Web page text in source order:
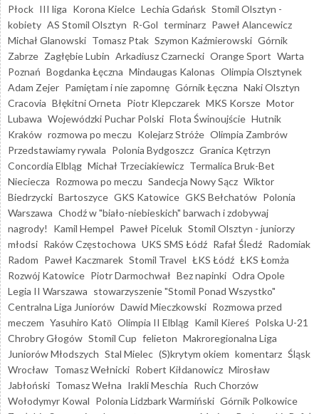
Płock III liga Korona Kielce Lechia Gdańsk Stomil Olsztyn -
kobiety AS Stomil Olsztyn R-Gol terminarz Paweł Alancewicz
Michał Glanowski Tomasz Ptak Szymon Kaźmierowski Górnik
Zabrze Zagłębie Lubin Arkadiusz Czarnecki Orange Sport Warta
Poznań Bogdanka Łęczna Mindaugas Kalonas Olimpia Olsztynek
Adam Zejer Pamiętam i nie zapomnę Górnik Łęczna Naki Olsztyn
Cracovia Błękitni Orneta Piotr Klepczarek MKS Korsze Motor
Lubawa Wojewódzki Puchar Polski Flota Świnoujście Hutnik
Kraków rozmowa po meczu Kolejarz Stróże Olimpia Zambrów
Przedstawiamy rywala Polonia Bydgoszcz Granica Kętrzyn
Concordia Elbląg Michał Trzeciakiewicz Termalica Bruk-Bet
Nieciecza Rozmowa po meczu Sandecja Nowy Sącz Wiktor
Biedrzycki Bartoszyce GKS Katowice GKS Bełchatów Polonia
Warszawa Chodź w "biało-niebieskich" barwach i zdobywaj
nagrody!
Kamil Hempel Paweł Piceluk Stomil Olsztyn - juniorzy
młodsi Raków Częstochowa UKS SMS Łódź Rafał Śledź Radomiak
Radom Paweł Kaczmarek Stomil Travel ŁKS Łódź ŁKS Łomża
Rozwój Katowice Piotr Darmochwał Bez napinki Odra Opole
Legia II Warszawa stowarzyszenie "Stomil Ponad Wszystko"
Centralna Liga Juniorów Dawid Mieczkowski Rozmowa przed
meczem Yasuhiro Katō Olimpia II Elbląg Kamil Kiereś Polska U-21
Chrobry Głogów Stomil Cup felieton Makroregionalna Liga
Juniorów Młodszych Stal Mielec (S)krytym okiem komentarz Śląsk
Wrocław Tomasz Wełnicki Robert Kiłdanowicz Mirosław
Jabłoński Tomasz Wełna Irakli Meschia Ruch Chorzów
Wołodymyr Kowal Polonia Lidzbark Warmiński Górnik Polkowice